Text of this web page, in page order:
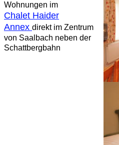
Wohnungen im
Chalet Haider
Annex direkt im Zentrum
von Saalbach neben der
Schattbergbahn